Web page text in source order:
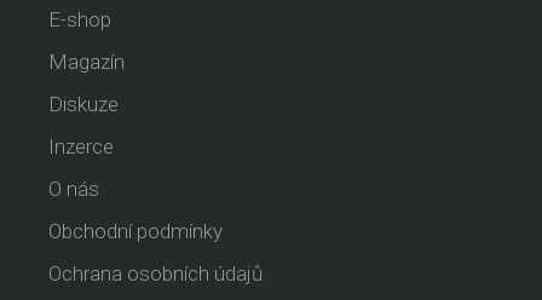
E-shop
Magazín
Diskuze
Inzerce
O nás
Obchodní podmínky
Ochrana osobních údajů